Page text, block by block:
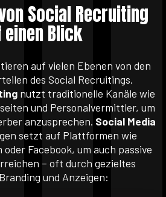
Social Recruiting
einen Blick
auf vielen Ebenen von den
des Social Recruitings.
nutzt traditionelle Kanäle wie
und Personalvermittler, um
anzusprechen. Social Media
setzt auf Plattformen wie
Facebook, um auch passive
– oft durch gezieltes
und Anzeigen: